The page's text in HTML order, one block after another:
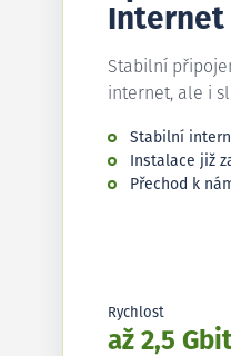
Internet
Stabilní
internet, ale i
Stabilní
Instalace již
Přechod k
Rychlost
až 2,5